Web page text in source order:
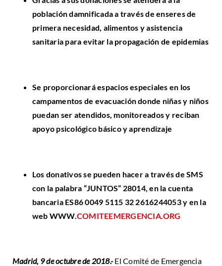
población damnificada a través de enseres de
primera necesidad, alimentos y asistencia
sanitaria para evitar la propagación de epidemias
Se proporcionará espacios especiales en los
campamentos de evacuación donde niñas y niños
puedan ser atendidos, monitoreados y reciban
apoyo psicológico básico y aprendizaje
Los donativos se pueden hacer a través de SMS
con la palabra “JUNTOS” 28014, en la cuenta
bancaria ES86 0049 5115 32 2616244053 y en la
web WWW.COMITEEMERGENCIA.ORG
Madrid, 9 de octubre de 2018.-El Comité de Emergencia